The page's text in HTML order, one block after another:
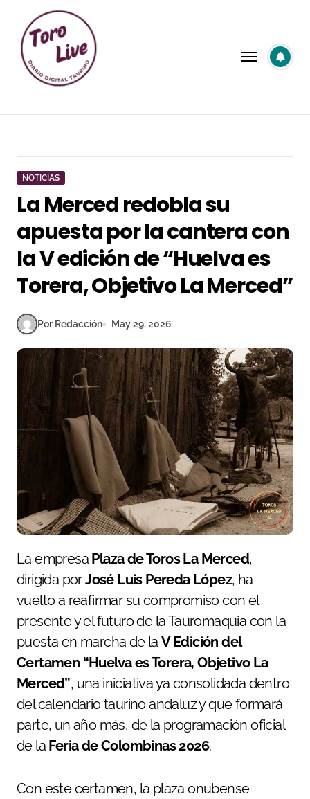
contenido
NOTICIAS
La Merced redobla su
apuesta por la cantera con
la V edición de “Huelva es
Torera, Objetivo La Merced”
Por Redacción May 29, 2026
La empresa Plaza de Toros La Merced,
dirigida porJosé Luis Pereda López, ha
vuelto a reafirmar su compromiso con el
presente y el futuro de la Tauromaquia con la
puesta en marcha de laV Edición del
Certamen “Huelva es Torera, Objetivo La
Merced”, una iniciativa ya consolidada dentro
del calendario taurino andaluz y que formará
parte, un año más, de la programación oficial
de la Feria de Colombinas 2026.
Con este certamen, la plaza onubense